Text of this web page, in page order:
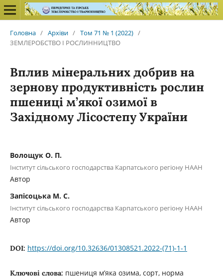
Головна / Архіви / Том 71 № 1 (2022) /
ЗЕМЛЕРОБСТВО І РОСЛИННИЦТВО
Вплив мінеральних добрив на
зернову продуктивність рослин
пшениці м’якої озимої в
Західному Лісостепу України
Волощук О. П.
Інститут сільського господарства Карпатського регіону НААН
Автор
Запісоцька М. C.
Інститут сільського господарства Карпатського регіону НААН
Автор
DOI: https://doi.org/10.32636/01308521.2022-(71)-1-1
Ключові слова: пшениця м’яка озима, сорт, норма